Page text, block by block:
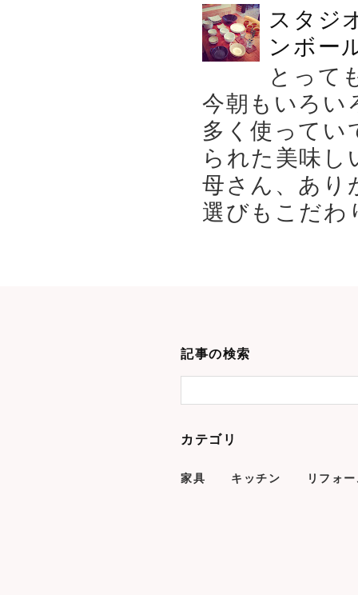
スタジ
ンボー
とって
今朝もいろい
多く使ってい
られた美味
母さん、あり
選びもこだ
記事の検索
カテゴリ
家具 キッチン リフォ